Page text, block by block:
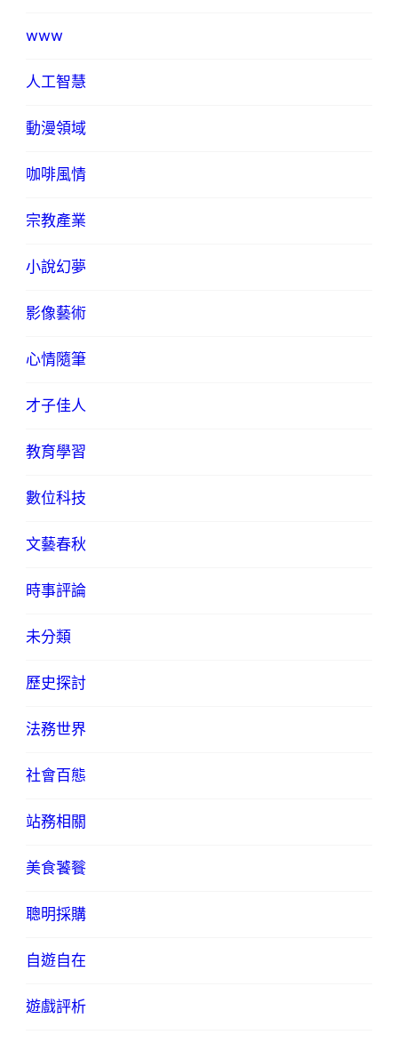
www
人工智慧
動漫領域
咖啡風情
宗教產業
小說幻夢
影像藝術
心情隨筆
才子佳人
教育學習
數位科技
文藝春秋
時事評論
未分類
歷史探討
法務世界
社會百態
站務相關
美食饕餮
聰明採購
自遊自在
遊戲評析